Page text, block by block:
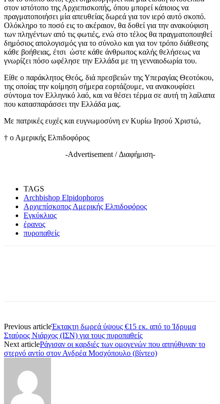
στον ιστότοπο της Αρχιεπισκοπής, όπου μπορεί κάποιος να
πραγματοποιήσει μία απευθείας δωρεά για τον ιερό αυτό σκοπό.
Ολόκληρο το ποσό εις το ακέραιον, θα δοθεί για την ανακούφιση
των πληγέντων από τις φωτιές, ενώ στο τέλος θα πραγματοποιηθεί
δημόσιος απολογισμός για το σύνολο και για τον τρόπο διάθεσης
κάθε βοήθειας, έτσι ώστε κάθε άνθρωπος καλής θελήσεως να
γνωρίζει πόσο ωφέλησε την Ελλάδα με τη γενναιοδωρία του.
Είθε ο παράκλητος Θεός, διά πρεσβειών της Υπεραγίας Θεοτόκου,
της οποίας την κοίμηση σήμερα εορτάζουμε, να ανακουφίσει
σύντομα τον Ελληνικό λαό, και να θέσει τέρμα σε αυτή τη λαίλαπα
που κατασπαράσσει την Ελλάδα μας.
Με πατρικές ευχές και ευγνωμοσύνη εν Κυρίω Ιησού Χριστώ,
† ο Αμερικής Ελπιδοφόρος
-Advertisement / Διαφήμιση-
TAGS
Archbishop Elpidophoros
Αρχιεπίσκοπος Αμερικής Ελπιδοφόρος
Εγκύκλιος
έρανος
πυροπαθείς
Previous articleΈκτακτη δωρεά ύψους €15 εκ. από το Ίδρυμα
Σταύρος Νιάρχος (ΙΣΝ) για τους πυροπαθείς
Next articleΡάγισαν οι καρδιές των ομογενών που απηύθυναν το
στερνό αντίο στον Ανδρέα Μοσχόπουλο (βίντεο)